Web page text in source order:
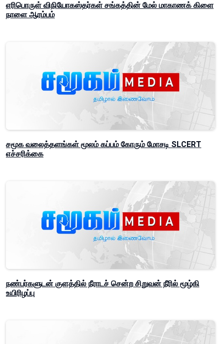
எரிபொருள் விநியோகஸ்தர்கள் சங்கத்தின் மேல் மாகாணக் கிளை
நாளை ஆரம்பம்
சமூக வலைத்தளங்கள் மூலம் கப்பம் கோரும் மோசடி SLCERT
எச்சரிக்கை
நண்பர்களுடன் குளத்தில் நீராடச் சென்ற சிறுவன் நீரில் மூழ்கி
உயிரிழப்பு